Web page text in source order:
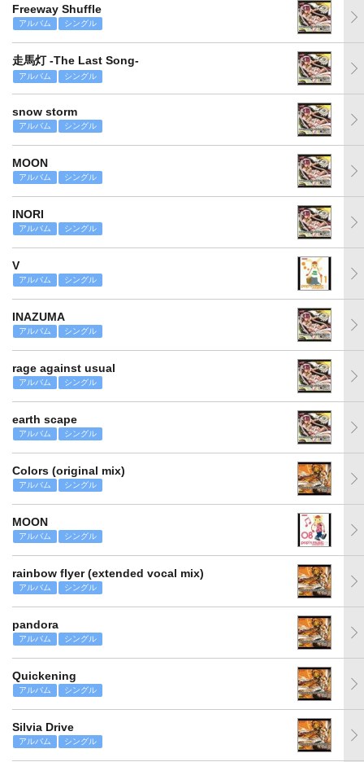
Freeway Shuffle
アルバム シングル
走馬灯 -The Last Song-
アルバム シングル
snow storm
アルバム シングル
MOON
アルバム シングル
INORI
アルバム シングル
V
アルバム シングル
INAZUMA
アルバム シングル
rage against usual
アルバム シングル
earth scape
アルバム シングル
Colors (original mix)
アルバム シングル
MOON
アルバム シングル
rainbow flyer (extended vocal mix)
アルバム シングル
pandora
アルバム シングル
Quickening
アルバム シングル
Silvia Drive
アルバム シングル